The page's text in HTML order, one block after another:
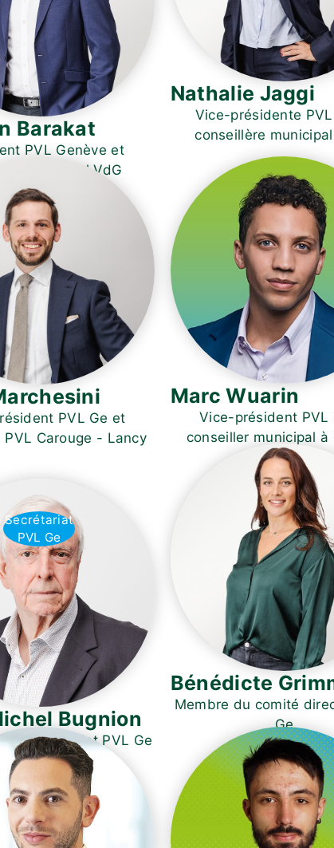
Barakat
PVL Genève et
municipal VdG
Nathalie Jaggi
Vice-présidente
conseillère
PVL Ge et
PVL Carouge - Lancy
Marc Wuarin
Vice-président PVL
conseiller municipal à
Bougeries
Secrétariat
PVL Ge
Bugnion
adjoint PVL Ge
Bénédicte
Membre du comité
Ge